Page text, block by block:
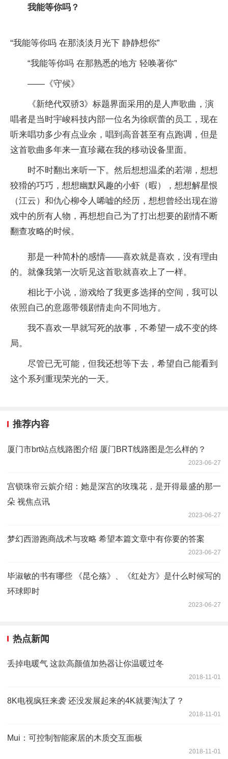
我能等你吗？
“我能等你吗 在那淡淡月光下 静静想你”
“我能等你吗 在那熟悉的地方 轻唤著你”
——《守候》
《新绝代双骄3》标题界面采用的是人声歌曲，演
唱者是当时宇峻科技内部一位名为徐瞑蕾的员工，现在
听来唱功多少有点业余，唱到高音甚至有点跑调，但是
这首歌曲多年来一直珍藏在我的移动设备里面。
时不时翻出来听一下。然后想想温柔的若湖，想想
狡猾的巧巧，想想幽默风趣的小虾（暇），想想解星恨
（江云）和仇心柳令人唏嘘的经历，想想曾经出现在游
戏中的所有人物，再想想自己为了打出想要的剧情不断
翻查攻略的时候。
那是一种简朴的感情——喜欢就是喜欢，没有理由
的。就像我第一次听见这首歌就喜欢上了一样。
相比于小说，游戏给了我更多选择的空间，我可以
依照自己的意愿带领剧情走向不同地方。
我不喜欢一早就写死的故事，不希望一成不变的终
局。
尽管已无可能，但我还想等下去，希望自己能看到
这个系列重现荣光的一天。
推荐内容
厦门市brt站点线路图介绍 厦门BRT线路图是怎么样的？
2023-06-27
宫锁珠帘云嫔介绍：她是深宫的玫瑰花，是开得最盛的那一
朵 视焦点讯
2023-06-27
梦幻西游跑商战术与攻略 希望本篇文章中有你要的答案
2023-06-27
毕淑敏的书有哪些 《昆仑殇》、《红处方》是什么时候写的
环球即时
2023-06-27
热点新闻
丢掉电暖气 这款高颜值加热器让你温暖过冬
2018-11-01
8K电视疯狂来袭 还没发展起来的4K就要淘汰了？
2018-11-01
Mui：可控制智能家居的木质交互面板
2018-11-01